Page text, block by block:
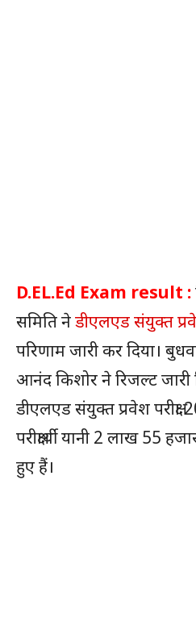
D.EL.Ed Exam result :
समिति नेडीएलएड संयुक्त
परिणाम जारी कर दिया।
आनंद किशोर ने रिजल्ट जारी
डीएलएड संयुक्त प्रवेश
परीक्षार्थी यानी 2 लाख 55
हुए हैं।